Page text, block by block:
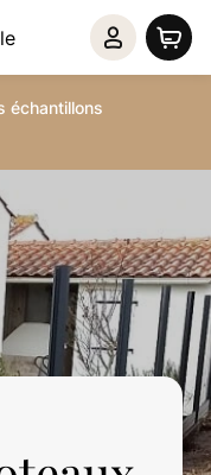
échantillons